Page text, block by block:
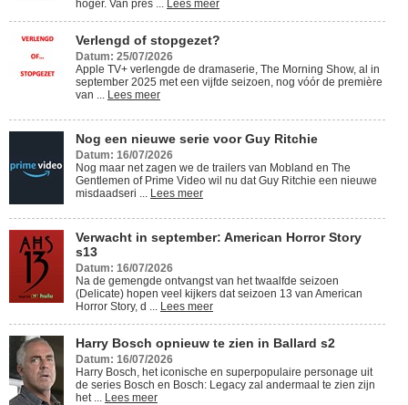
hoger. Van pres ... Lees meer
Verlengd of stopgezet?
Datum: 25/07/2026
Apple TV+ verlengde de dramaserie, The Morning Show, al in
september 2025 met een vijfde seizoen, nog vóór de première
van ... Lees meer
Nog een nieuwe serie voor Guy Ritchie
Datum: 16/07/2026
Nog maar net zagen we de trailers van Mobland en The
Gentlemen of Prime Video wil nu dat Guy Ritchie een nieuwe
misdaadseri ... Lees meer
Verwacht in september: American Horror Story
s13
Datum: 16/07/2026
Na de gemengde ontvangst van het twaalfde seizoen
(Delicate) hopen veel kijkers dat seizoen 13 van American
Horror Story, d ... Lees meer
Harry Bosch opnieuw te zien in Ballard s2
Datum: 16/07/2026
Harry Bosch, het iconische en superpopulaire personage uit
de series Bosch en Bosch: Legacy zal andermaal te zien zijn
het ... Lees meer